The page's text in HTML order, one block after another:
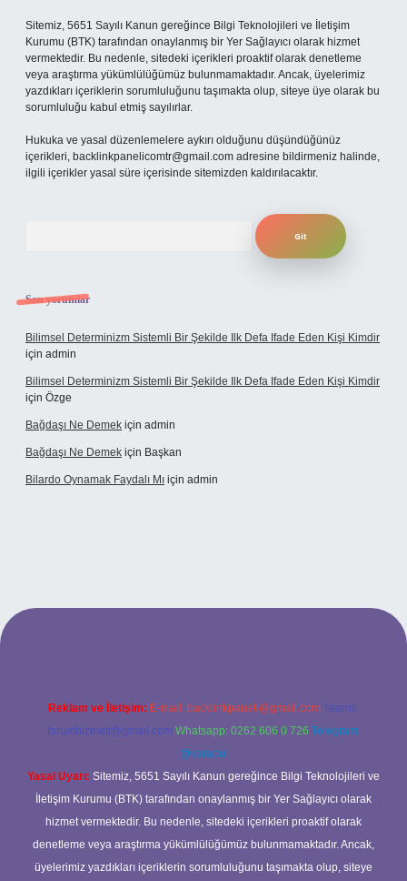
Sitemiz, 5651 Sayılı Kanun gereğince Bilgi Teknolojileri ve İletişim
Kurumu (BTK) tarafından onaylanmış bir Yer Sağlayıcı olarak hizmet
vermektedir. Bu nedenle, sitedeki içerikleri proaktif olarak denetleme
veya araştırma yükümlülüğümüz bulunmamaktadır. Ancak, üyelerimiz
yazdıkları içeriklerin sorumluluğunu taşımakta olup, siteye üye olarak bu
sorumluluğu kabul etmiş sayılırlar.
Hukuka ve yasal düzenlemelere aykırı olduğunu düşündüğünüz
içerikleri, backlinkpanelicomtr@gmail.com adresine bildirmeniz halinde,
ilgili içerikler yasal süre içerisinde sitemizden kaldırılacaktır.
Son yorumlar
Bilimsel Determinizm Sistemli Bir Şekilde Ilk Defa Ifade Eden Kişi Kimdir
için admin
Bilimsel Determinizm Sistemli Bir Şekilde Ilk Defa Ifade Eden Kişi Kimdir
için Özge
Bağdaşı Ne Demek için admin
Bağdaşı Ne Demek için Başkan
Bilardo Oynamak Faydalı Mı için admin
bahis sitesi
Reklam ve İletişim: E-mail: backlinkpaneli@gmail.com Teams:
forumhizmeti@gmail.com Whatsapp: 0262 606 0 726 Telegram:
@karabul
Yasal Uyarı: Sitemiz, 5651 Sayılı Kanun gereğince Bilgi Teknolojileri ve
İletişim Kurumu (BTK) tarafından onaylanmış bir Yer Sağlayıcı olarak
hizmet vermektedir. Bu nedenle, sitedeki içerikleri proaktif olarak
denetleme veya araştırma yükümlülüğümüz bulunmamaktadır. Ancak,
üyelerimiz yazdıkları içeriklerin sorumluluğunu taşımakta olup, siteye